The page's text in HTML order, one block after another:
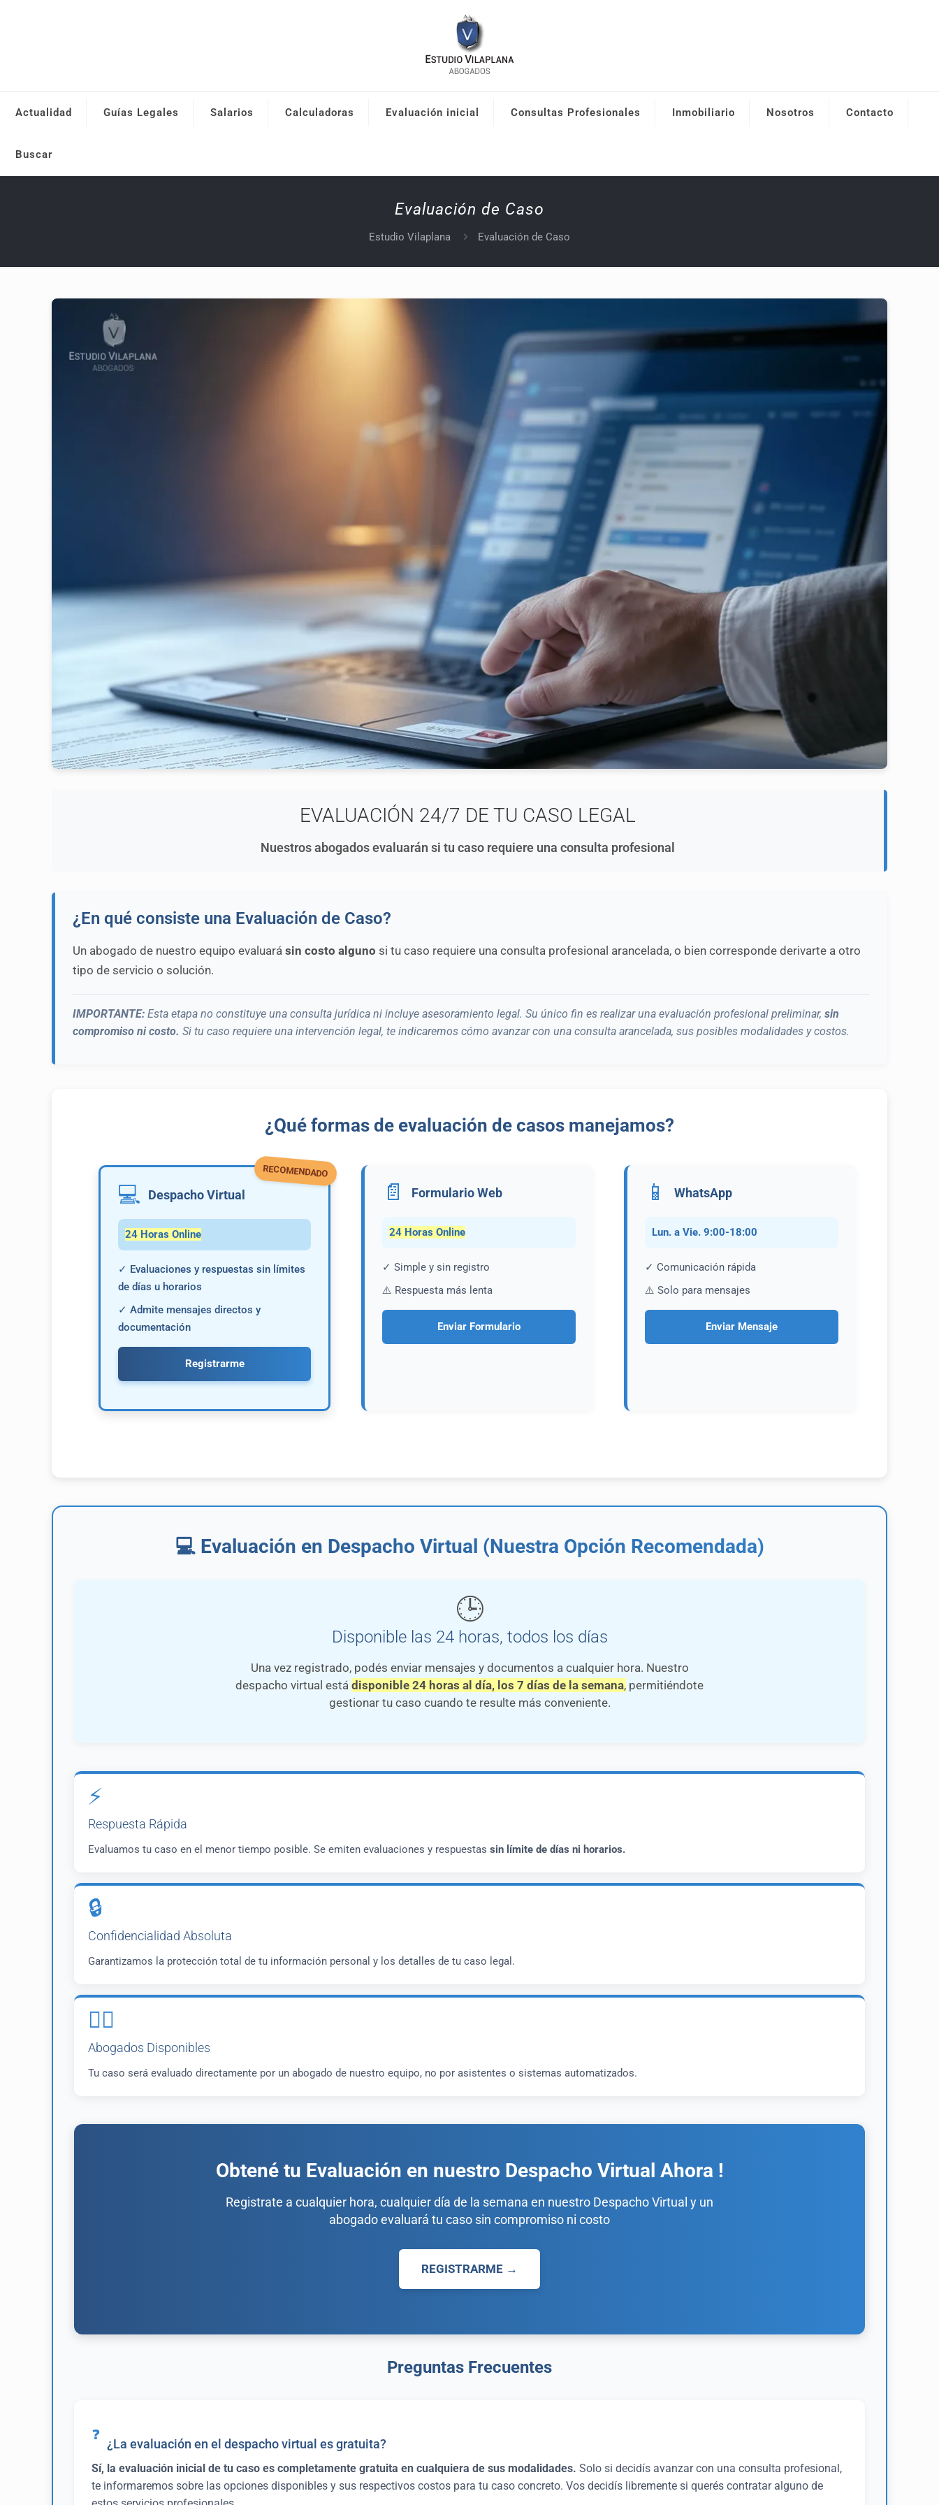
Actualidad Guías Legales Salarios Calculadoras Evaluación inicial Consultas Profesionales Inmobiliario Nosotros Contacto
Buscar
Evaluación de Caso
Estudio Vilaplana Evaluación de Caso
EVALUACIÓN 24/7 DE TU CASO LEGAL
Nuestros abogados evaluarán si tu caso requiere una consulta profesional
¿En qué consiste una Evaluación de Caso?
Un abogado de nuestro equipo evaluará sin costo alguno si tu caso requiere una consulta profesional arancelada, o bien corresponde derivarte a otro
tipo de servicio o solución.
IMPORTANTE: Esta etapa no constituye una consulta jurídica ni incluye asesoramiento legal. Su único fin es realizar una evaluación profesional preliminar, sin
compromiso ni costo. Si tu caso requiere una intervención legal, te indicaremos cómo avanzar con una consulta arancelada, sus posibles modalidades y costos.
¿Qué formas de evaluación de casos manejamos?
RECOMENDADO
💻 Despacho Virtual
24 Horas Online
✓ Evaluaciones y respuestas sin límites
de días u horarios
✓ Admite mensajes directos y
documentación
Registrarme
📄 Formulario Web
24 Horas Online
✓ Simple y sin registro
⚠️ Respuesta más lenta
Enviar Formulario
📱 WhatsApp
Lun. a Vie. 9:00-18:00
✓ Comunicación rápida
⚠️ Solo para mensajes
Enviar Mensaje
💻 Evaluación en Despacho Virtual (Nuestra Opción Recomendada)
🕒
Disponible las 24 horas, todos los días
Una vez registrado, podés enviar mensajes y documentos a cualquier hora. Nuestro
despacho virtual está disponible 24 horas al día, los 7 días de la semana, permitiéndote
gestionar tu caso cuando te resulte más conveniente.
⚡
Respuesta Rápida
Evaluamos tu caso en el menor tiempo posible. Se emiten evaluaciones y respuestas sin límite de días ni horarios.
🔒
Confidencialidad Absoluta
Garantizamos la protección total de tu información personal y los detalles de tu caso legal.
👨‍⚖️
Abogados Disponibles
Tu caso será evaluado directamente por un abogado de nuestro equipo, no por asistentes o sistemas automatizados.
Obtené tu Evaluación en nuestro Despacho Virtual Ahora !
Registrate a cualquier hora, cualquier día de la semana en nuestro Despacho Virtual y un
abogado evaluará tu caso sin compromiso ni costo
REGISTRARME →
Preguntas Frecuentes
❓
¿La evaluación en el despacho virtual es gratuita?
Sí, la evaluación inicial de tu caso es completamente gratuita en cualquiera de sus modalidades. Solo si decidís avanzar con una consulta profesional,
te informaremos sobre las opciones disponibles y sus respectivos costos para tu caso concreto. Vos decidís libremente si querés contratar alguno de